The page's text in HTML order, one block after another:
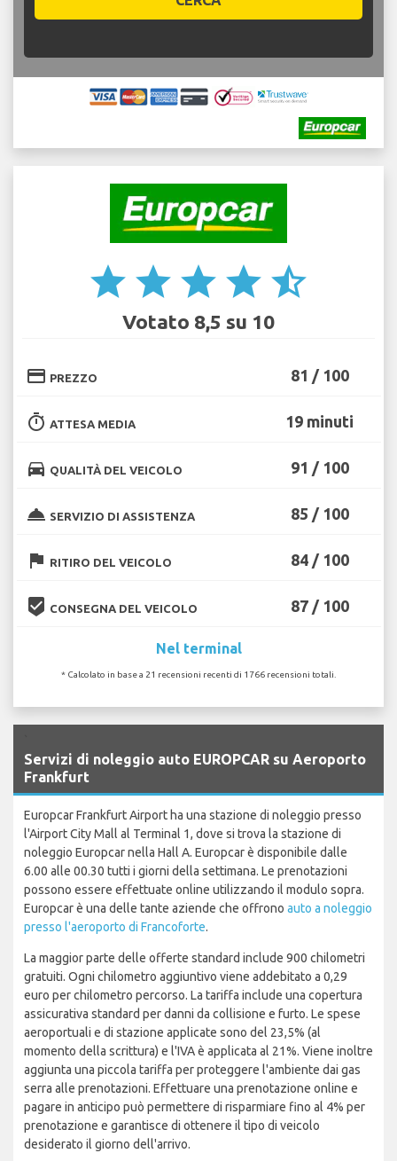
star star star star star_half
Votato 8,5 su 10
credit_card PREZZO 81 / 100
timer ATTESA MEDIA 19 minuti
directions_car QUALITÀ DEL VEICOLO 91 / 100
room_service SERVIZIO DI ASSISTENZA 85 / 100
flag RITIRO DEL VEICOLO 84 / 100
beenhere CONSEGNA DEL VEICOLO 87 / 100
Nel terminal
* Calcolato in base a 21 recensioni recenti di 1766 recensioni totali.
Servizi di noleggio auto EUROPCAR su Aeroporto
Frankfurt
Europcar Frankfurt Airport ha una stazione di noleggio presso
l'Airport City Mall al Terminal 1, dove si trova la stazione di
noleggio Europcar nella Hall A. Europcar è disponibile dalle
6.00 alle 00.30 tutti i giorni della settimana. Le prenotazioni
possono essere effettuate online utilizzando il modulo sopra.
Europcar è una delle tante aziende che offrono auto a noleggio
presso l'aeroporto di Francoforte.
La maggior parte delle offerte standard include 900 chilometri
gratuiti. Ogni chilometro aggiuntivo viene addebitato a 0,29
euro per chilometro percorso. La tariffa include una copertura
assicurativa standard per danni da collisione e furto. Le spese
aeroportuali e di stazione applicate sono del 23,5% (al
momento della scrittura) e l'IVA è applicata al 21%. Viene inoltre
aggiunta una piccola tariffa per proteggere l'ambiente dai gas
serra alle prenotazioni. Effettuare una prenotazione online e
pagare in anticipo può permettere di risparmiare fino al 4% per
prenotazione e garantisce di ottenere il tipo di veicolo
desiderato il giorno dell'arrivo.